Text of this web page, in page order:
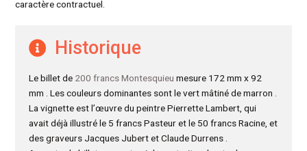
caractère contractuel.
Historique
Le billet de 200 francs Montesquieu mesure 172 mm x 92
mm . Les couleurs dominantes sont le vert mâtiné de marron .
La vignette est l’œuvre du peintre Pierrette Lambert, qui
avait déjà illustré le 5 francs Pasteur et le 50 francs Racine, et
des graveurs Jacques Jubert et Claude Durrens .